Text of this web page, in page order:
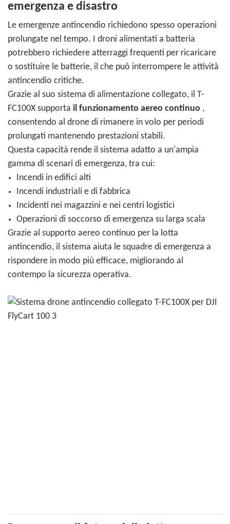
emergenza e disastro
Le emergenze antincendio richiedono spesso operazioni
prolungate nel tempo. I droni alimentati a batteria
potrebbero richiedere atterraggi frequenti per ricaricare
o sostituire le batterie, il che può interrompere le attività
antincendio critiche.
Grazie al suo sistema di alimentazione collegato, il T-
FC100X supporta il funzionamento aereo continuo ,
consentendo al drone di rimanere in volo per periodi
prolungati mantenendo prestazioni stabili.
Questa capacità rende il sistema adatto a un'ampia
gamma di scenari di emergenza, tra cui:
Incendi in edifici alti
Incendi industriali e di fabbrica
Incidenti nei magazzini e nei centri logistici
Operazioni di soccorso di emergenza su larga scala
Grazie al supporto aereo continuo per la lotta
antincendio, il sistema aiuta le squadre di emergenza a
rispondere in modo più efficace, migliorando al
contempo la sicurezza operativa.